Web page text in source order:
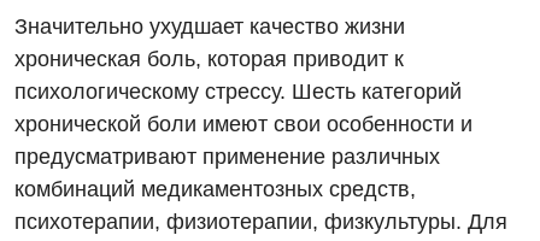
Детская гастроэнтерология
Детская дерматовенерология
Детская кардиоревматология
Детская неврология
Значительно ухудшает качество жизни
хроническая боль, которая приводит к
психологическому стрессу. Шесть категорий
хронической боли имеют свои особенности и
предусматривают применение различных
комбинаций медикаментозных средств,
психотерапии, физиотерапии, физкультуры. Для